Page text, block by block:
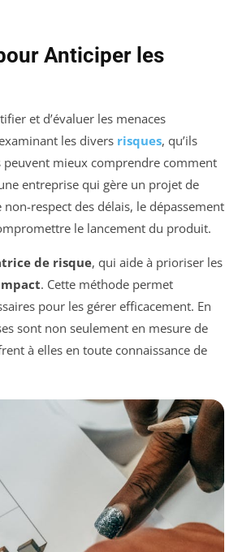
Anticiper les
et d’évaluer les menaces
les divers risques, qu’ils
mieux comprendre comment
entreprise qui gère un projet de
respect des délais, le dépassement
le lancement du produit.
de risque, qui aide à prioriser les
. Cette méthode permet
pour les gérer efficacement. En
sont non seulement en mesure de
à elles en toute connaissance de